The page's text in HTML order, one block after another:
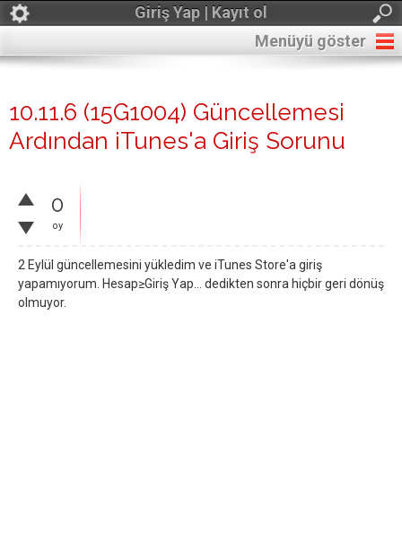
Giriş Yap | Kayıt ol
Menüyü göster
10.11.6 (15G1004) Güncellemesi
Ardından iTunes'a Giriş Sorunu
0
oy
2 Eylül güncellemesini yükledim ve iTunes Store'a giriş
yapamıyorum. Hesap≥Giriş Yap... dedikten sonra hiçbir geri dönüş
olmuyor.